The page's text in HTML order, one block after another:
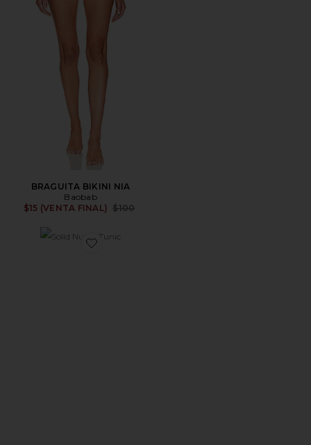
BRAGUITA BIKINI NIA
Baobab
$15 (VENTA FINAL)
Previous price:
$100
Favorite Solid Nubia Tunic